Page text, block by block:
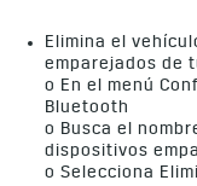
Elimina el
emparejados de
o En el menú
Bluetooth
o Busca el
dispositivos
o Selecciona